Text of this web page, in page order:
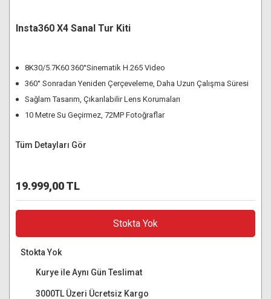
Insta360 X4 Sanal Tur Kiti
8K30/5.7K60 360°Sinematik H.265 Video
360° Sonradan Yeniden Çerçeveleme, Daha Uzun Çalışma Süresi
Sağlam Tasarım, Çıkarılabilir Lens Korumaları
10 Metre Su Geçirmez, 72MP Fotoğraflar
Tüm Detayları Gör
19.999,00 TL
Stokta Yok
Stokta Yok
Kurye ile Aynı Gün Teslimat
3000TL Üzeri Ücretsiz Kargo